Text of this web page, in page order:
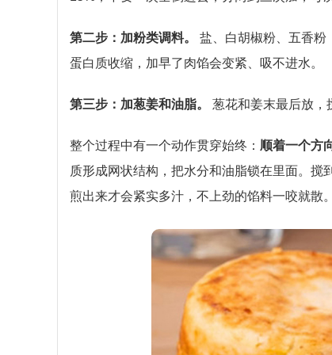
第二步：加粉类调料。
盐、白胡椒粉、五香粉
蛋白质收缩，加早了肉馅会变紧、吸不进水。
第三步：加葱姜和油脂。 葱花和姜末最后放，
整个过程中有一个动作贯穿始终： 顺着一个方
质形成网状结构，把水分和油脂锁在里面。
煎出来才会紧实多汁，不上劲的馅料一咬就散。